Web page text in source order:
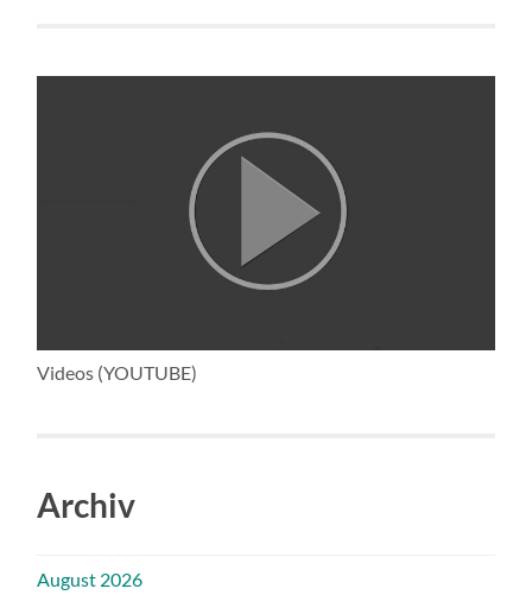
Videos (YOUTUBE)
Archiv
August 2026